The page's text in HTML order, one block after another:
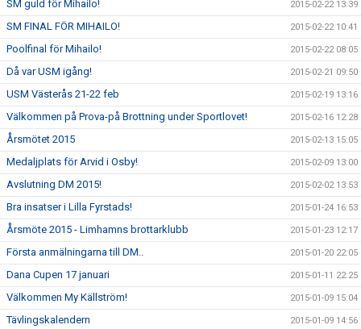
SM guld för Mihailo! 2015-02-22 13:39
SM FINAL FÖR MIHAILO! 2015-02-22 10:41
Poolfinal för Mihailo! 2015-02-22 08:05
Då var USM igång! 2015-02-21 09:50
USM Västerås 21-22 feb 2015-02-19 13:16
Välkommen på Prova-på Brottning under Sportlovet! 2015-02-16 12:28
Årsmötet 2015 2015-02-13 15:05
Medaljplats för Arvid i Osby! 2015-02-09 13:00
Avslutning DM 2015! 2015-02-02 13:53
Bra insatser i Lilla Fyrstads! 2015-01-24 16:53
Årsmöte 2015 - Limhamns brottarklubb 2015-01-23 12:17
Första anmälningarna till DM.. 2015-01-20 22:05
Dana Cupen 17 januari 2015-01-11 22:25
Välkommen My Källström! 2015-01-09 15:04
Tävlingskalendern 2015-01-09 14:56